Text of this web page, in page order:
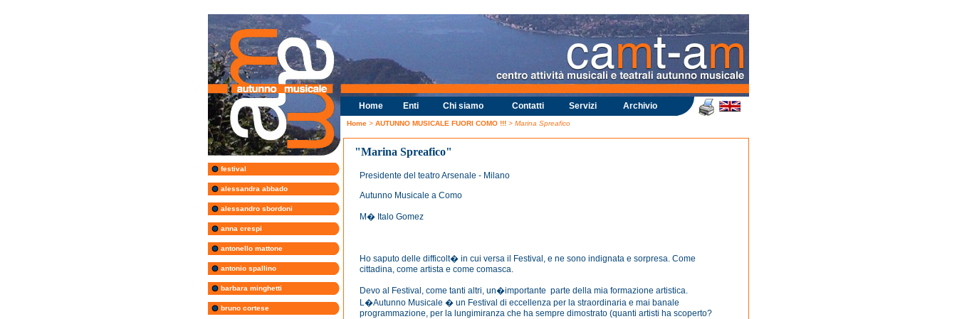
festival
alessandra abbado
alessandro sbordoni
anna crespi
antonello mattone
antonio spallino
barbara minghetti
bruno cortese
Home Enti Chi siamo Contatti Servizi Archivio
Home > AUTUNNO MUSICALE FUORI COMO !!! > Marina Spreafico
"Marina Spreafico"
Presidente del teatro Arsenale - Milano
Autunno Musicale a Como
M� Italo Gomez
Ho saputo delle difficolt� in cui versa il Festival, e ne sono indignata e sorpresa. Come
cittadina, come artista e come comasca.
Devo al Festival, come tanti altri, un�importante parte della mia formazione artistica.
L�Autunno Musicale � un Festival di eccellenza per la straordinaria e mai banale
programmazione, per la lungimiranza che ha sempre dimostrato (quanti artisti ha scoperto?